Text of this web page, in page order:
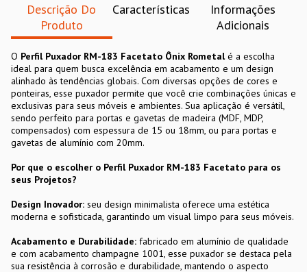
Descrição Do
Produto
Características
Informações
Adicionais
O Perfil Puxador RM-183 Facetato Ônix Rometalé a escolha
ideal para quem busca excelência em acabamento e um design
alinhado às tendências globais. Com diversas opções de cores e
ponteiras, esse puxador permite que você crie combinações únicas e
exclusivas para seus móveis e ambientes. Sua aplicação é versátil,
sendo perfeito para portas e gavetas de madeira (MDF, MDP,
compensados) com espessura de 15 ou 18mm, ou para portas e
gavetas de alumínio com 20mm.
Por que o escolher o Perfil Puxador RM-183 Facetato para os
seus Projetos?
Design Inovador: seu design minimalista oferece uma estética
moderna e sofisticada, garantindo um visual limpo para seus móveis.
Acabamento e Durabilidade: fabricado em alumínio de qualidade
e com acabamento champagne 1001, esse puxador se destaca pela
sua resistência à corrosão e durabilidade, mantendo o aspecto